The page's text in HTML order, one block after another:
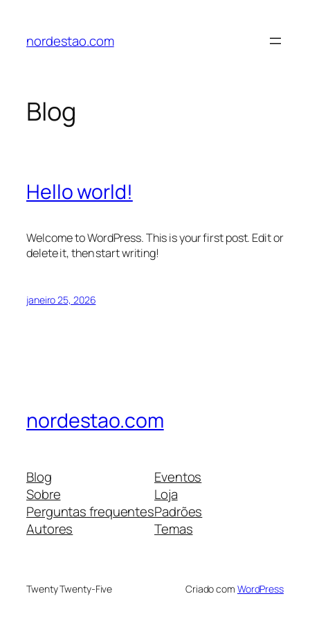
nordestao.com
Blog
Hello world!
Welcome to WordPress. This is your first post. Edit or
delete it, then start writing!
janeiro 25, 2026
nordestao.com
Blog
Sobre
Perguntas frequentes
Autores
Eventos
Loja
Padrões
Temas
Twenty Twenty-Five Criado com WordPress